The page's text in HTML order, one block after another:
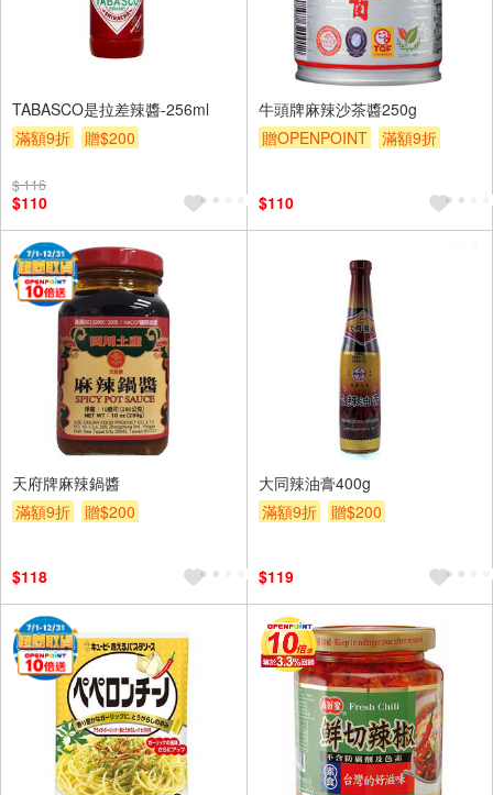
TABASCO是拉差辣醬-256ml
滿額9折
贈$200
$ 116
$110
牛頭牌麻辣沙茶醬250g
贈OPENPOINT
滿額9折
$110
天府牌麻辣鍋醬
滿額9折
贈$200
$118
大同辣油膏400g
滿額9折
贈$200
$119